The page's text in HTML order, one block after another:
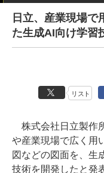
日立、産業現場で
た生成AI向け学習
リスト
株式会社日立製作
や産業現場で広く用
図などの図面を、生
技術を開発したと発